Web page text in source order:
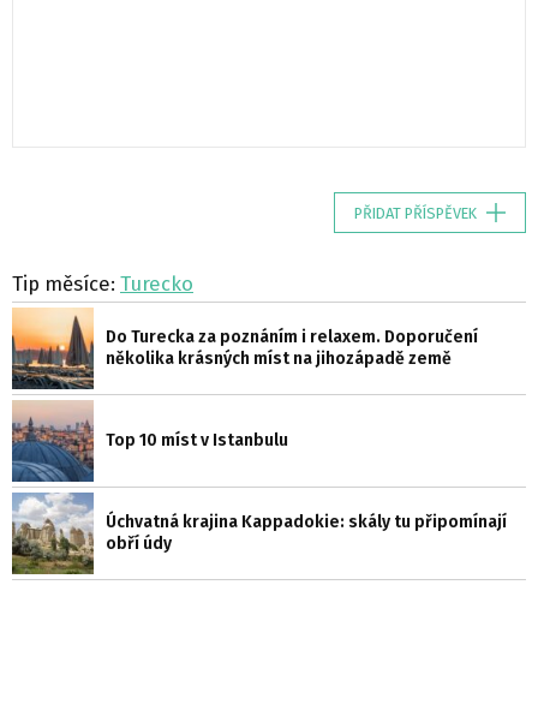
PŘIDAT PŘÍSPĚVEK
Tip měsíce: Turecko
Do Turecka za poznáním i relaxem. Doporučení
několika krásných míst na jihozápadě země
Top 10 míst v Istanbulu
Úchvatná krajina Kappadokie: skály tu připomínají
obří údy